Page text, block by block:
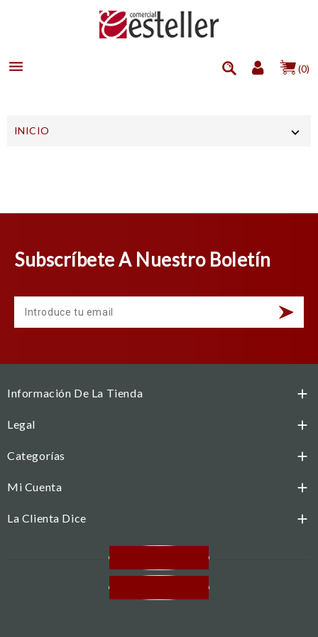
 (0)
INICIO 
Subscríbete A Nuestro Boletín
Información De La Tienda 
Legal 
Categorías 
Mi Cuenta 
La Clienta Dice 
Facebook
Instagram